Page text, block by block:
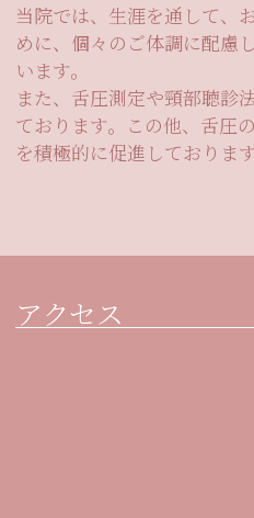
当院では、生涯を通して、
めに、個々のご体調に配慮
います。
また、舌圧測定や頸部聴診
ております。この他、舌圧
を積極的に促進しております
アクセス